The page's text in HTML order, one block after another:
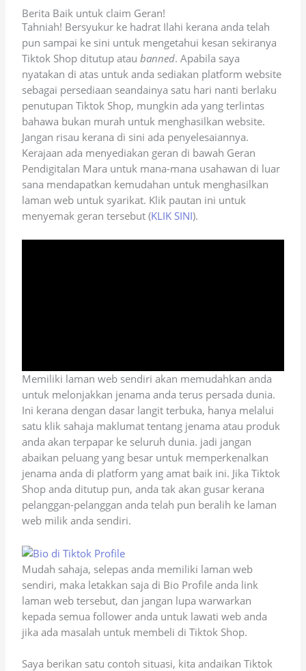
Berita Baik untuk claim Geran!
Tahniah! Bersyukur ke hadrat Ilahi kerana anda telah
pun sampai ke sini untuk mengetahui kesan sekiranya
Tiktok Shop ditutup ataubanned. Apabila saya
nyatakan di atas untuk anda sediakan platform website
sebagai persediaan seandainya satu hari nanti berlaku
penutupan Tiktok Shop, mungkin ada yang terlintas
bahawa bukan murah untuk menghasilkan website.
Jangan risau kerana di sini ada penyelesaiannya.
Kerajaan ada menyediakan geran di bawah Geran
Pendigitalan Mara untuk mana-mana usahawan di luar
sana mendapatkan kemudahan untuk menghasilkan
laman web untuk syarikat. Klik pautan ini untuk
menyemak geran tersebut (KLIK SINI).
Memiliki laman web sendiri akan memudahkan anda
untuk melonjakkan jenama anda terus persada dunia.
Ini kerana dengan dasar langit terbuka, hanya melalui
satu klik sahaja maklumat tentang jenama atau produk
anda akan terpapar ke seluruh dunia. jadi jangan
abaikan peluang yang besar untuk memperkenalkan
jenama anda di platform yang amat baik ini. Jika Tiktok
Shop anda ditutup pun, anda tak akan gusar kerana
pelanggan-pelanggan anda telah pun beralih ke laman
web milik anda sendiri.
Mudah sahaja, selepas anda memiliki laman web
sendiri, maka letakkan saja di Bio Profile anda link
laman web tersebut, dan jangan lupa warwarkan
kepada semua follower anda untuk lawati web anda
jika ada masalah untuk membeli di Tiktok Shop.
Saya berikan satu contoh situasi, kita andaikan Tiktok